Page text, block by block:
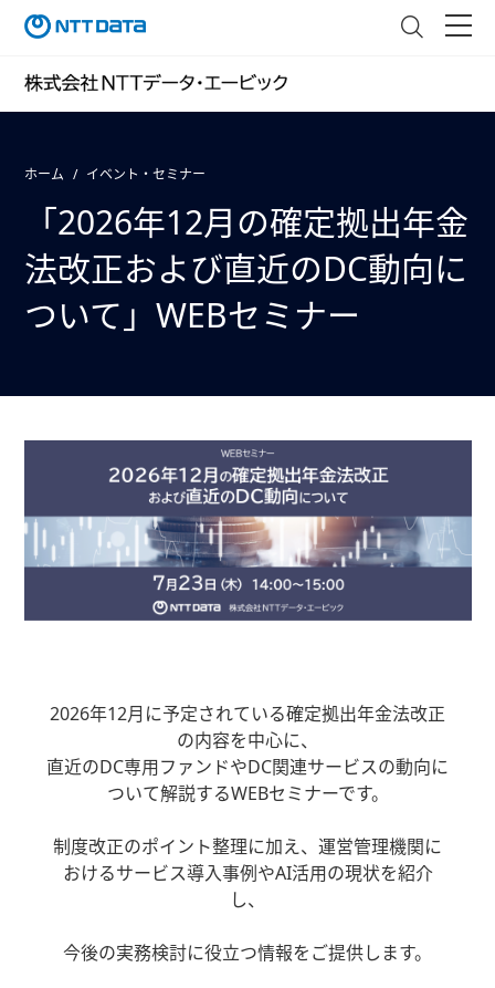
ホーム イベント・セミナー
「2026年12月の確定拠出年金
法改正および直近のDC動向に
ついて」WEBセミナー
2026年12月に予定されている確定拠出年金法改正
の内容を中心に、
直近のDC専用ファンドやDC関連サービスの動向に
ついて解説するWEBセミナーです。
制度改正のポイント整理に加え、運営管理機関に
おけるサービス導入事例やAI活用の現状を紹介
し、
今後の実務検討に役立つ情報をご提供します。